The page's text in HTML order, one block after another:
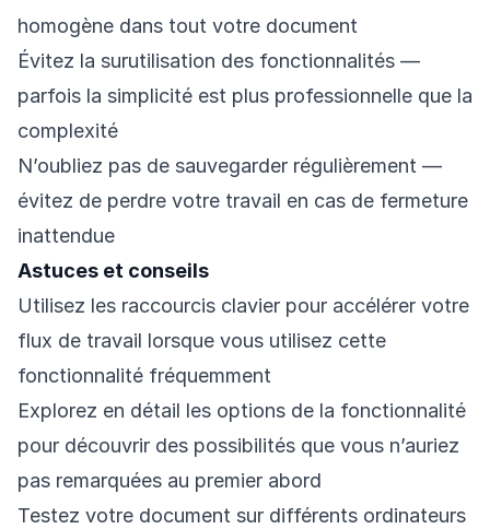
homogène dans tout votre document
Évitez la surutilisation des fonctionnalités —
parfois la simplicité est plus professionnelle que la
complexité
N’oubliez pas de sauvegarder régulièrement —
évitez de perdre votre travail en cas de fermeture
inattendue
Astuces et conseils
Utilisez les raccourcis clavier pour accélérer votre
flux de travail lorsque vous utilisez cette
fonctionnalité fréquemment
Explorez en détail les options de la fonctionnalité
pour découvrir des possibilités que vous n’auriez
pas remarquées au premier abord
Testez votre document sur différents ordinateurs